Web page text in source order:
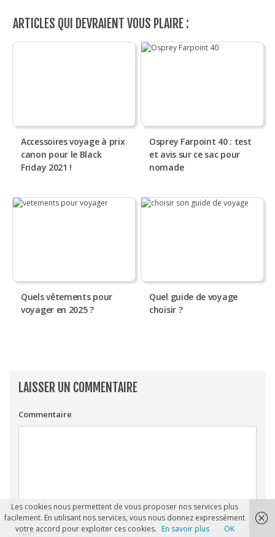
ARTICLES QUI DEVRAIENT VOUS PLAIRE :
Accessoires voyage à prix
canon pour le Black
Friday 2021 !
Osprey Farpoint 40 : test
et avis sur ce sac pour
nomade
Quels vêtements pour
voyager en 2025 ?
Quel guide de voyage
choisir ?
LAISSER UN COMMENTAIRE
Commentaire
Nom*
Les cookies nous permettent de vous proposer nos services plus
facilement. En utilisant nos services, vous nous donnez expressément
votre accord pour exploiter ces cookies. En savoir plus OK